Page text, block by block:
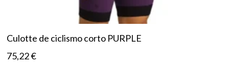
Culotte de ciclismo corto PURPLE
75,22€